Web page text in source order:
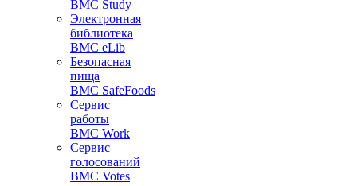
BMC Study
Электронная
библиотека
BMC eLib
Безопасная
пища
BMC SafeFoods
Сервис
работы
BMC Work
Сервис
голосований
BMC Votes